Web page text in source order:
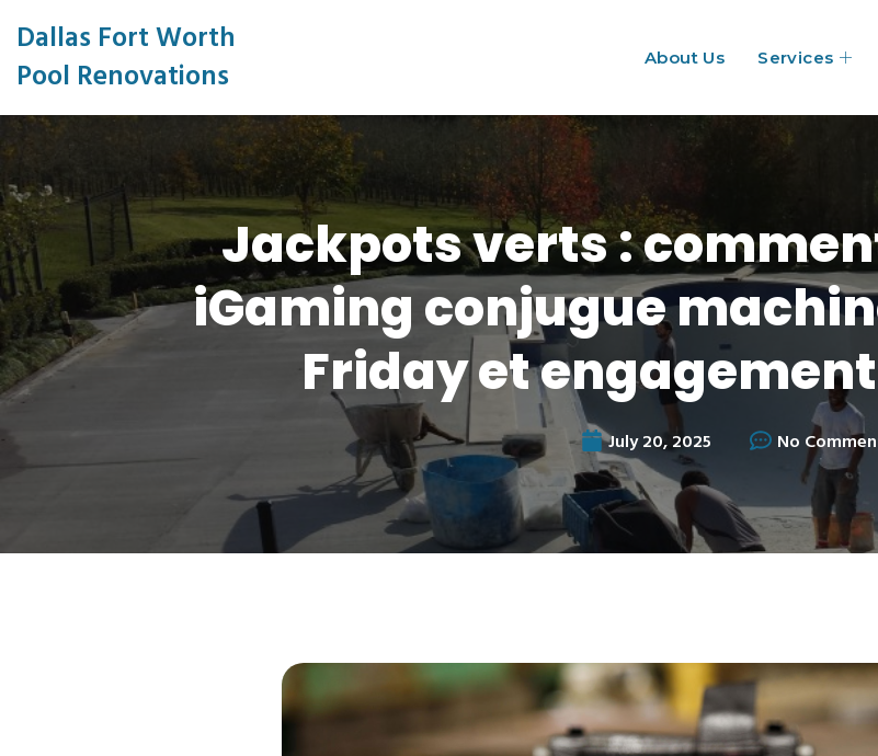
Dallas Fort Worth
Pool Renovations
About Us Services
Jackpots verts :
iGaming conjugue
Friday et
July 20, 2025 No